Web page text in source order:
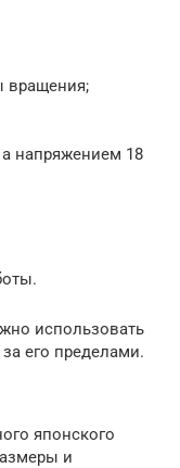
вращения;
а напряжением 18
использовать
его пределами.
японского
и